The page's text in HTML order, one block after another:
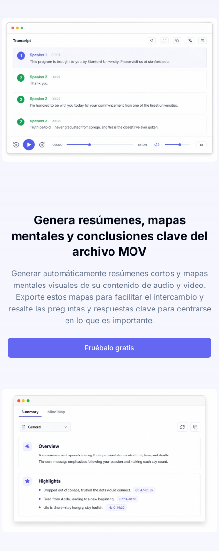
Genera resúmenes, mapas
mentales y conclusiones clave del
archivo MOV
Generar automáticamente resúmenes cortos y mapas
mentales visuales de su contenido de audio y video.
Exporte estos mapas para facilitar el intercambio y
resalte las preguntas y respuestas clave para centrarse
en lo que es importante.
Pruébalo gratis